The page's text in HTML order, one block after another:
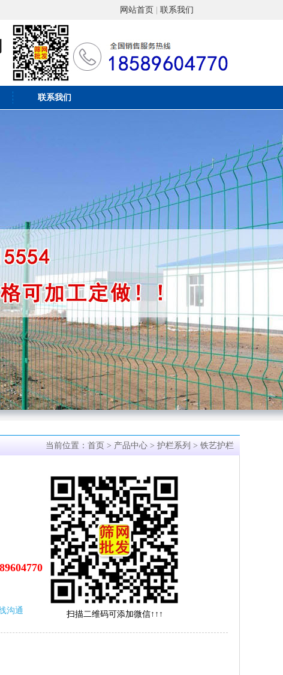
网站首页 联系我们
联系我们
当前位置： 首页 > 产品中心 > 护栏系列 > 铁艺护栏
沟通 扫描二维码可添加微信↑↑↑